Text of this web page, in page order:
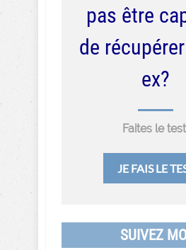
pas être
de
ex?
Faites le
JE FAIS LE
SUIVEZ